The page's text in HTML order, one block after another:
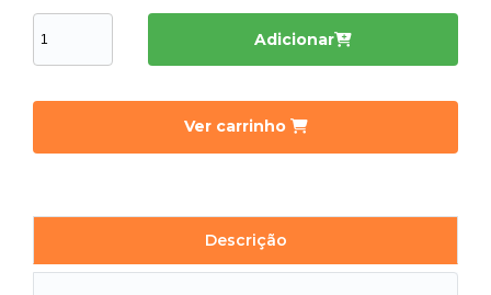
Adicionar
Ver carrinho
Descrição